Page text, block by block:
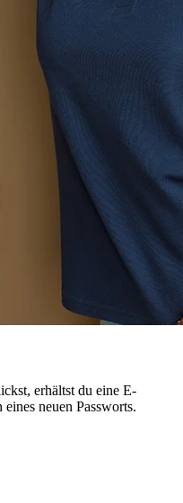
erhältst du eine E-
neuen Passworts.